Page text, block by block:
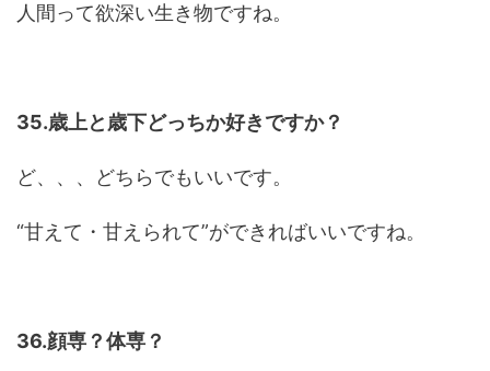
人間って欲深い生き物ですね。
35.歳上と歳下どっちか好きですか？
ど、、、どちらでもいいです。
“甘えて・甘えられて”ができればいいですね。
36.顔専？体専？